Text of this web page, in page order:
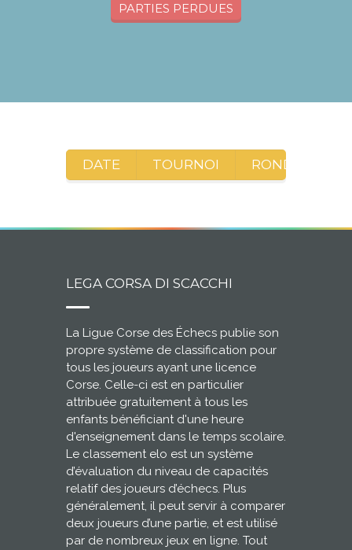
PARTIES PERDUES
DATE TOURNOI RONDE
LEGA CORSA DI SCACCHI
La Ligue Corse des Échecs publie son
propre système de classification pour
tous les joueurs ayant une licence
Corse. Celle-ci est en particulier
attribuée gratuitement à tous les
enfants bénéficiant d'une heure
d'enseignement dans le temps scolaire.
Le classement elo est un système
d’évaluation du niveau de capacités
relatif des joueurs d’échecs. Plus
généralement, il peut servir à comparer
deux joueurs d’une partie, et est utilisé
par de nombreux jeux en ligne. Tout